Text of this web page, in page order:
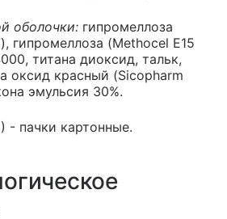
оболочки: гипромеллоза
гипромеллоза (Methocel E15
титана диоксид, тальк,
оксид красный (Sicopharm
эмульсия 30%.
- пачки картонные.